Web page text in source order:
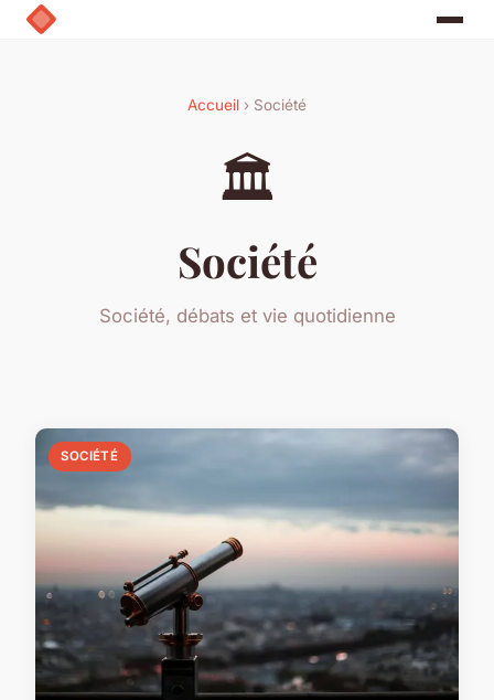
Accueil › Société
🏛️
Société
Société, débats et vie quotidienne
SOCIÉTÉ